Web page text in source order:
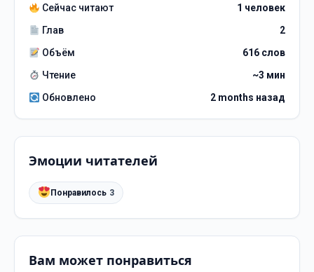
Сейчас читают
1 человек
Глав
2
Объём
616 слов
Чтение
~3 мин
Обновлено
2 months назад
Эмоции читателей
Понравилось 3
Вам может понравиться